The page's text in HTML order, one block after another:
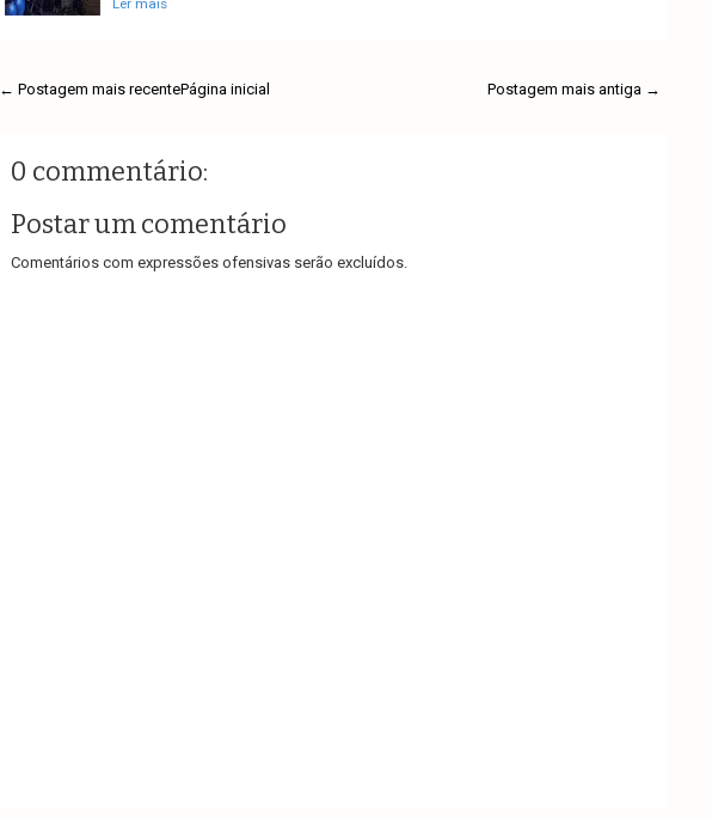
← Postagem mais recente Postagem mais antiga →
Página inicial
0 commentário:
Postar um comentário
Comentários com expressões ofensivas serão excluídos.